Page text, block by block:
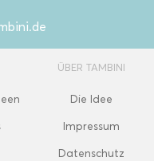
ÜBER TAMBINI
Die Idee
Impressum
Datenschutz